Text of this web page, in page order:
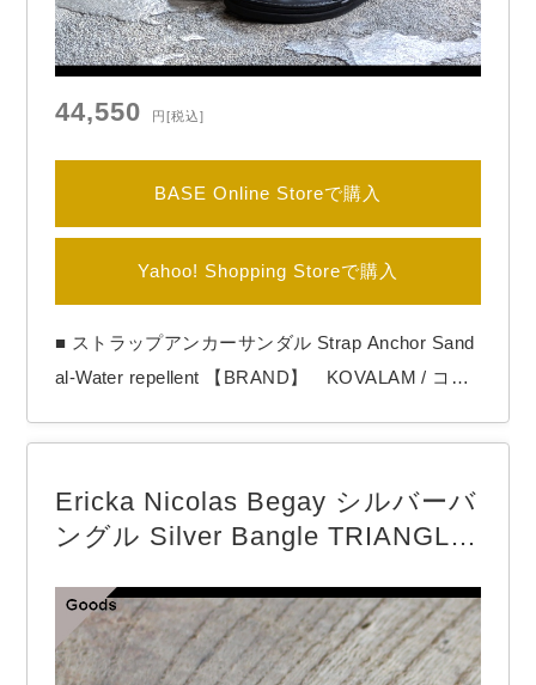
44,550 円[税込]
BASE Online Storeで購入
Yahoo! Shopping Storeで購入
■ ストラップアンカーサンダル Strap Anchor Sand
al-Water repellent 【BRAND】 KOVALAM / コバ
を追求した究極のリゾートサンダル 革は、イタリ
使用。 ARKE社は古代トスカーナの伝統技法…
Ericka Nicolas Begay シルバーバ
ングル Silver Bangle TRIANGLE-